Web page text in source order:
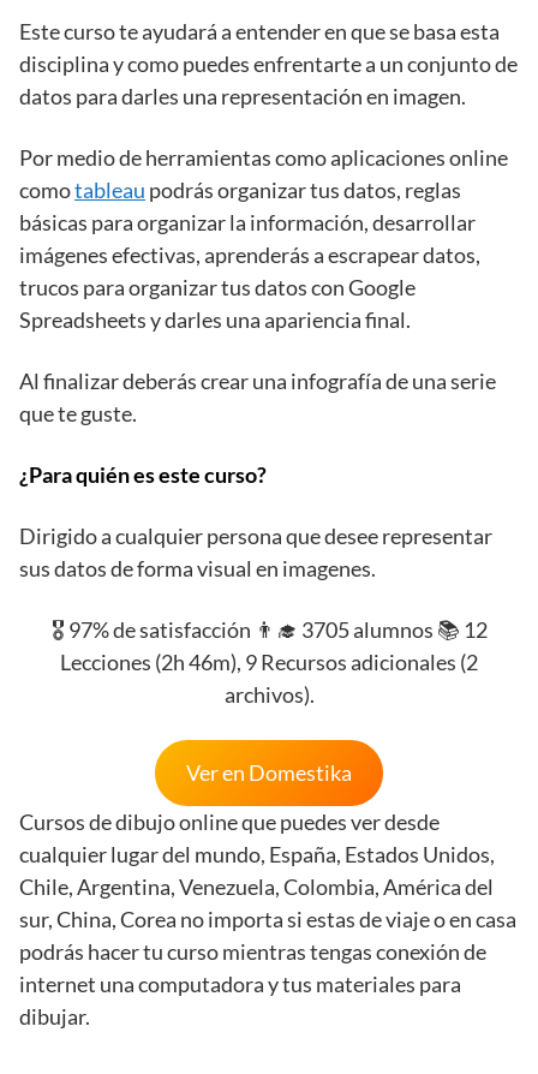
Este curso te ayudará a entender en que se basa esta
disciplina y como puedes enfrentarte a un conjunto de
datos para darles una representación en imagen.
Por medio de herramientas como aplicaciones online
comotableau podrás organizar tus datos, reglas
básicas para organizar la información, desarrollar
imágenes efectivas, aprenderás a escrapear datos,
trucos para organizar tus datos con Google
Spreadsheets y darles una apariencia final.
Al finalizar deberás crear una infografía de una serie
que te guste.
¿Para quién es este curso?
Dirigido a cualquier persona que desee representar
sus datos de forma visual en imagenes.
🎖️ 97% de satisfacción 👨‍🎓 3705 alumnos 📚 12
Lecciones (2h 46m), 9 Recursos adicionales (2
archivos).
Ver en Domestika
Cursos de dibujo online que puedes ver desde
cualquier lugar del mundo, España, Estados Unidos,
Chile, Argentina, Venezuela, Colombia, América del
sur, China, Corea no importa si estas de viaje o en casa
podrás hacer tu curso mientras tengas conexión de
internet una computadora y tus materiales para
dibujar.